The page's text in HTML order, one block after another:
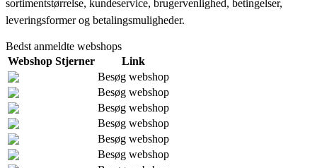
sortimentstørrelse, kundeservice, brugervenlighed, betingelser,
leveringsformer og betalingsmuligheder.
Bedst anmeldte webshops
Webshop Stjerner
Link
Besøg webshop
Besøg webshop
Besøg webshop
Besøg webshop
Besøg webshop
Besøg webshop